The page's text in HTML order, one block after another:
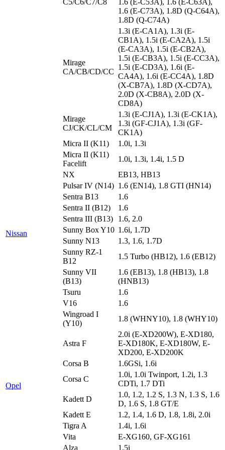
1.6 (E-C73A), 1.8D (Q-C64A),
1.8D (Q-C74A)
Mirage
CA/CB/CD/CC
1.3i (E-CA1A), 1.3i (E-
CB1A), 1.5i (E-CA2A), 1.5i
(E-CA3A), 1.5i (E-CB2A),
1.5i (E-CB3A), 1.5i (E-CC3A),
1.5i (E-CD3A), 1.6i (E-
CA4A), 1.6i (E-CC4A), 1.8D
(X-CB7A), 1.8D (X-CD7A),
2.0D (X-CB8A), 2.0D (X-
CD8A)
Mirage
CJ/CK/CL/CM
1.3i (E-CJ1A), 1.3i (E-CK1A),
1.3i (GF-CJ1A), 1.3i (GF-
CK1A)
Nissan
Micra II (K11)
1.0i, 1.3i
Micra II (K11)
Facelift
1.0i, 1.3i, 1.4i, 1.5 D
NX
EB13, HB13
Pulsar IV (N14) 1.6 (EN14), 1.8 GTI (HN14)
Sentra B13
1.6
Sentra II (B12)
1.6
Sentra III (B13)
1.6, 2.0
Sunny Box Y10 1.6i, 1.7D
Sunny N13
1.3, 1.6, 1.7D
Sunny RZ-1
B12
1.5 Turbo (HB12), 1.6 (EB12)
Sunny VII
(B13)
1.6 (EB13), 1.8 (HB13), 1.8
(HNB13)
Tsuru
1.6
V16
1.6
Wingroad I
(Y10)
1.8 (WHNY10), 1.8 (WHY10)
Opel
Astra F
2.0i (E-XD200W), E-XD180,
E-XD180K, E-XD180W, E-
XD200, E-XD200K
Corsa B
1.6GSi, 1.6i
Corsa C
1.0i, 1.0i Twinport, 1.2i, 1.3
CDTi, 1.7 DTi
Kadett D
1.0, 1.2, 1.2 S, 1.3 N, 1.3 S, 1.6
D, 1.6 S, 1.8 GT/E
Kadett E
1.2, 1.4, 1.6 D, 1.8, 1.8i, 2.0i
Tigra A
1.4i, 1.6i
Vita
E-XG160, GF-XG161
Alza
1.5i